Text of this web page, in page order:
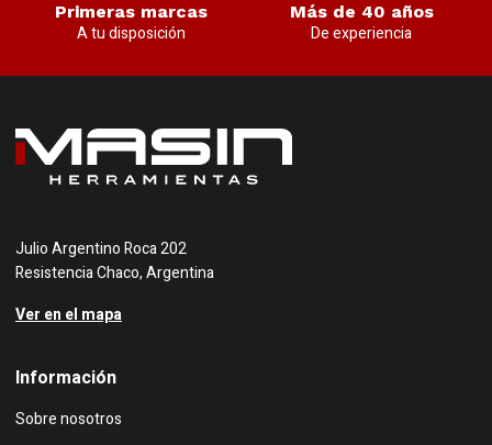
Primeras marcas
A tu disposición
Más de 40 años
De experiencia
Julio Argentino Roca 202
Resistencia Chaco, Argentina
Ver en el mapa
Información
Sobre nosotros